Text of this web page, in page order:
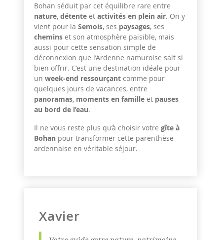
Bohan séduit par cet équilibre rare entre
nature, détente et activités en plein air. On y
vient pour la Semois, ses paysages, ses
chemins et son atmosphère paisible, mais
aussi pour cette sensation simple de
déconnexion que l’Ardenne namuroise sait si
bien offrir. C’est une destination idéale pour
un week-end ressourçant comme pour
quelques jours de vacances, entre
panoramas, moments en famille et pauses
au bord de l’eau.
Il ne vous reste plus qu’à choisir votre gîte à
Bohan pour transformer cette parenthèse
ardennaise en véritable séjour.
Xavier